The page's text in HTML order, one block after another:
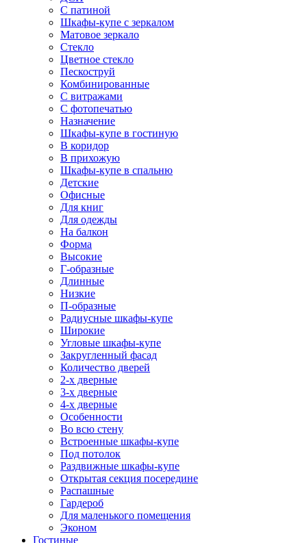
С патиной
Шкафы-купе с зеркалом
Матовое зеркало
Стекло
Цветное стекло
Пескоструй
Комбинированные
С витражами
С фотопечатью
Назначение
Шкафы-купе в гостиную
В коридор
В прихожую
Шкафы-купе в спальню
Детские
Офисные
Для книг
Для одежды
На балкон
Форма
Высокие
Г-образные
Длинные
Низкие
П-образные
Радиусные шкафы-купе
Широкие
Угловые шкафы-купе
Закругленный фасад
Количество дверей
2-х дверные
3-х дверные
4-х дверные
Особенности
Во всю стену
Встроенные шкафы-купе
Под потолок
Раздвижные шкафы-купе
Открытая секция посередине
Распашные
Гардероб
Для маленького помещения
Эконом
Гостиные